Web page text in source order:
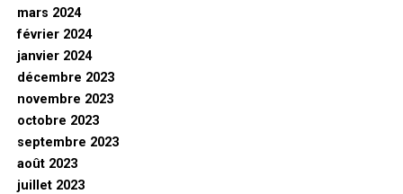
mars 2024
février 2024
janvier 2024
décembre 2023
novembre 2023
octobre 2023
septembre 2023
août 2023
juillet 2023